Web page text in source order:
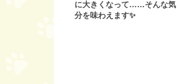
に大きくなって……そんな気
分を味わえます✨